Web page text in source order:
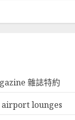
雜誌特約
airport lounges